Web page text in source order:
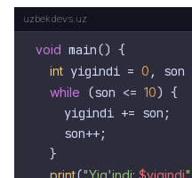
void main() {
int yigindi = 0 , son
while (son <= 10) {
    yigindi += son;
    son++;
  }
print "Yig'indi: $yigindi"